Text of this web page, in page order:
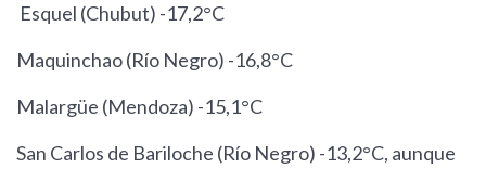
Esquel (Chubut) -17,2°C
Maquinchao (Río Negro) -16,8°C
Malargüe (Mendoza) -15,1°C
San Carlos de Bariloche (Río Negro) -13,2°C, aunque